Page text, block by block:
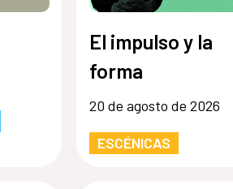
El impulso y la
forma
20 de agosto de 2026
ESCÉNICAS